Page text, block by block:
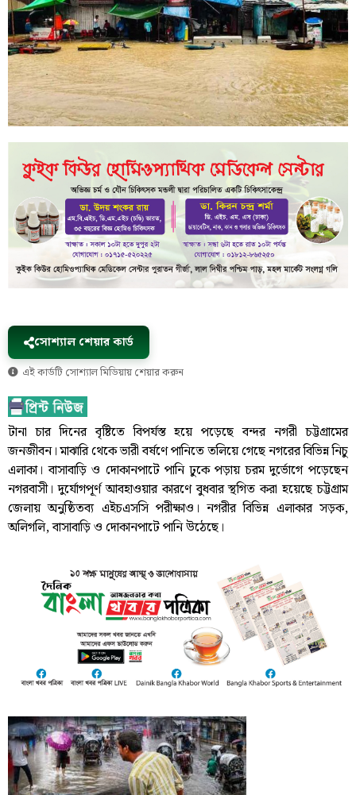
সোশ্যাল শেয়ার কার্ড
এই কার্ডটি সোশ্যাল মিডিয়ায় শেয়ার করুন
টানা চার দিনের বৃষ্টিতে বিপর্যস্ত হয়ে পড়েছে বন্দর নগরী চট্টগ্রামের
জনজীবন। মাঝারি থেকে ভারী বর্ষণে পানিতে তলিয়ে গেছে নগরের বিভিন্ন নিচু
এলাকা। বাসাবাড়ি ও দোকানপাটে পানি ঢুকে পড়ায় চরম দুর্ভোগে পড়েছেন
নগরবাসী। দুর্যোগপূর্ণ আবহাওয়ার কারণে বুধবার স্থগিত করা হয়েছে চট্টগ্রাম
জেলায় অনুষ্ঠিতব্য এইচএসসি পরীক্ষাও। নগরীর বিভিন্ন এলাকার সড়ক,
অলিগলি, বাসাবাড়ি ও দোকানপাটে পানি উঠেছে।